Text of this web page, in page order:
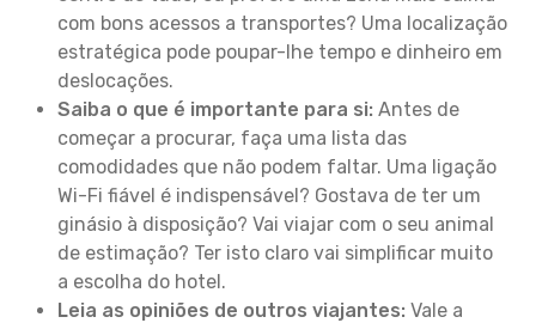
com bons acessos a transportes? Uma localização
estratégica pode poupar-lhe tempo e dinheiro em
deslocações.
Saiba o que é importante para si: Antes de
começar a procurar, faça uma lista das
comodidades que não podem faltar. Uma ligação
Wi-Fi fiável é indispensável? Gostava de ter um
ginásio à disposição? Vai viajar com o seu animal
de estimação? Ter isto claro vai simplificar muito
a escolha do hotel.
Leia as opiniões de outros viajantes: Vale a